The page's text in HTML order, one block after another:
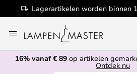
Lagerartikelen worden binnen
naar
de
inhoud
16% vanaf € 89 op artikelen
Ontdek nu